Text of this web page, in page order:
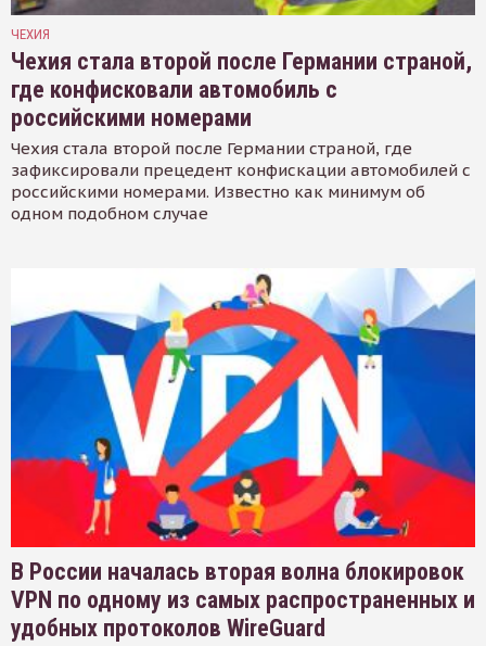
ЧЕХИЯ
Чехия стала второй после Германии страной,
где конфисковали автомобиль с
российскими номерами
Чехия стала второй после Германии страной, где
зафиксировали прецедент конфискации автомобилей с
российскими номерами. Известно как минимум об
одном подобном случае
В России началась вторая волна блокировок
VPN по одному из самых распространенных и
удобных протоколов WireGuard